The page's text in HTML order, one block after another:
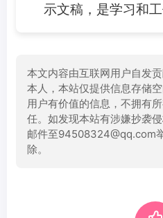
示文稿，是学习和工
本文内容由互联网用户自发
本人，本站仅提供信息存储
用户有价值的信息，不拥有
任。如发现本站有涉嫌抄袭
邮件至94508324@qq.com
除。